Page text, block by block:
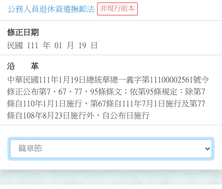
公務人員退休資遣撫卹法
非現行版本
修正日期
民國 111 年 01 月 19 日
沿 革
中華民國111年1月19日總統華總一義字第11100002561號令
修正公布第7、67、77、95條條文；依第95條規定：除第7
條自110年1月1日施行、第67條自111年7月1日施行及第77
條自108年8月23日施行外，自公布日施行
切換選擇法規資訊內容